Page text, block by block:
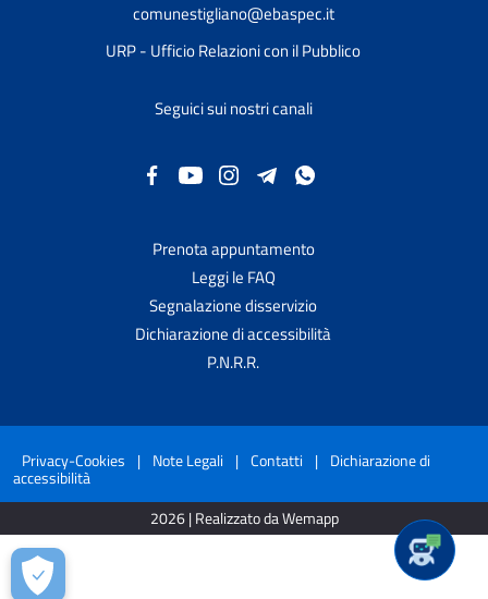
comunestigliano@ebaspec.it
URP - Ufficio Relazioni con il Pubblico
Seguici sui nostri canali
Prenota appuntamento
Leggi le FAQ
Segnalazione disservizio
Dichiarazione di accessibilità
P.N.R.R.
Privacy-Cookies | Note Legali | Contatti | Dichiarazione di
accessibilità
2026 | Realizzato da Wemapp